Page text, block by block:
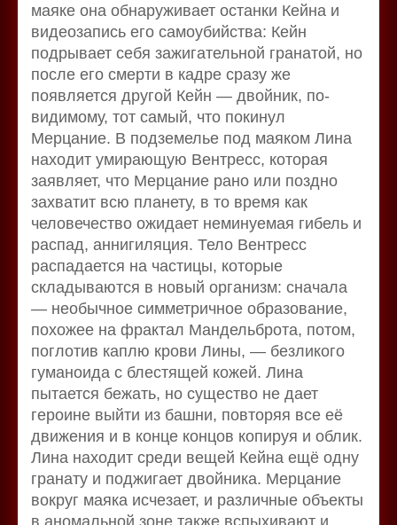
маяке она обнаруживает останки Кейна и
видеозапись его самоубийства: Кейн
подрывает себя зажигательной гранатой, но
после его смерти в кадре сразу же
появляется другой Кейн — двойник, по-
видимому, тот самый, что покинул
Мерцание. В подземелье под маяком Лина
находит умирающую Вентресс, которая
заявляет, что Мерцание рано или поздно
захватит всю планету, в то время как
человечество ожидает неминуемая гибель и
распад, аннигиляция. Тело Вентресс
распадается на частицы, которые
складываются в новый организм: сначала
— необычное симметричное образование,
похожее на фрактал Мандельброта, потом,
поглотив каплю крови Лины, — безликого
гуманоида с блестящей кожей. Лина
пытается бежать, но существо не дает
героине выйти из башни, повторяя все её
движения и в конце концов копируя и облик.
Лина находит среди вещей Кейна ещё одну
гранату и поджигает двойника. Мерцание
вокруг маяка исчезает, и различные объекты
в аномальной зоне также вспыхивают и